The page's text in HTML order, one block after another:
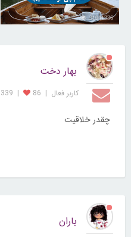
31041336
بهار دخت
کاربر فعال |
86
| 339 پست
چقدر خلاقیت
باران